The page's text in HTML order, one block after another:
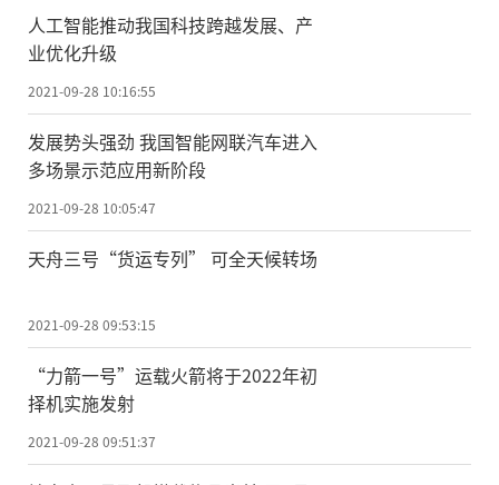
人工智能推动我国科技跨越发展、产
业优化升级
2021-09-28 10:16:55
发展势头强劲 我国智能网联汽车进入
多场景示范应用新阶段
2021-09-28 10:05:47
天舟三号“货运专列” 可全天候转场
2021-09-28 09:53:15
“力箭一号”运载火箭将于2022年初
择机实施发射
2021-09-28 09:51:37